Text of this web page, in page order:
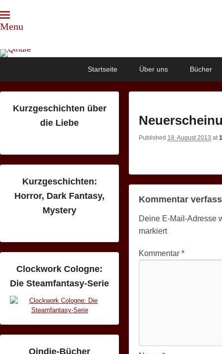
Menu
Qindie
Das Autorenkorrektiv
Startseite Über uns Bücher
Published 18. August 2013 at
Kommentar
Deine E-Mail-Adresse
markiert
Kommentar *
Kurzgeschichten über
die Liebe
Kurzgeschichten:
Horror, Dark Fantasy,
Mystery
Clockwork Cologne:
Die Steamfantasy-Serie
Qindie-Bücher